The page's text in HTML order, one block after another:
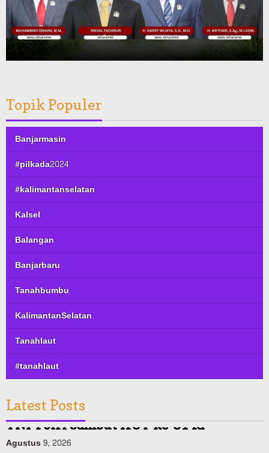
Topik Populer
Banjarmasin
#pilkada2024
#kalimantanselatan
Kalsel
Balangan
Banjarbaru
Tanahbumbu
KalimantanSelatan
Tanahlaut
#tanahlaut
Latest Posts
Advertorial Pemkab Tanahlaut